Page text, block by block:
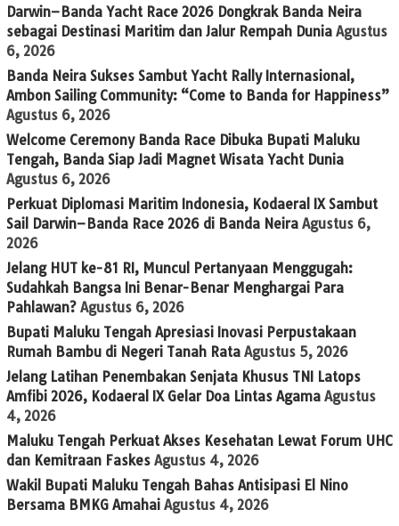
Darwin–Banda Yacht Race 2026 Dongkrak Banda Neira
sebagai Destinasi Maritim dan Jalur Rempah Dunia Agustus
6, 2026
Banda Neira Sukses Sambut Yacht Rally Internasional,
Ambon Sailing Community: “Come to Banda for Happiness”
Agustus 6, 2026
Welcome Ceremony Banda Race Dibuka Bupati Maluku
Tengah, Banda Siap Jadi Magnet Wisata Yacht Dunia
Agustus 6, 2026
Perkuat Diplomasi Maritim Indonesia, Kodaeral IX Sambut
Sail Darwin–Banda Race 2026 di Banda Neira Agustus 6,
2026
Jelang HUT ke-81 RI, Muncul Pertanyaan Menggugah:
Sudahkah Bangsa Ini Benar-Benar Menghargai Para
Pahlawan? Agustus 6, 2026
Bupati Maluku Tengah Apresiasi Inovasi Perpustakaan
Rumah Bambu di Negeri Tanah Rata Agustus 5, 2026
Jelang Latihan Penembakan Senjata Khusus TNI Latops
Amfibi 2026, Kodaeral IX Gelar Doa Lintas Agama Agustus
4, 2026
Maluku Tengah Perkuat Akses Kesehatan Lewat Forum UHC
dan Kemitraan Faskes Agustus 4, 2026
Wakil Bupati Maluku Tengah Bahas Antisipasi El Nino
Bersama BMKG Amahai Agustus 4, 2026